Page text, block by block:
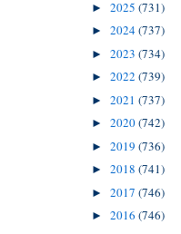
► 2025 (731)
► 2024(737)
► 2023 (734)
► 2022 (739)
► 2021 (737)
► 2020(742)
► 2019 (736)
► 2018 (741)
► 2017 (746)
► 2016 (746)